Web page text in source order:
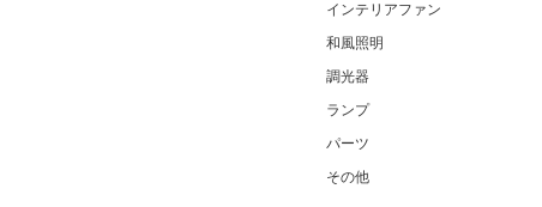
インテリアファン
和風照明
調光器
ランプ
パーツ
その他